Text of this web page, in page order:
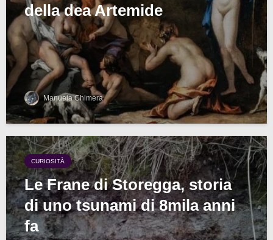
della dea Artemide
Manuela Chimera
CURIOSITÀ
Le Frane di Storegga, storia
di uno tsunami di 8mila anni
fa